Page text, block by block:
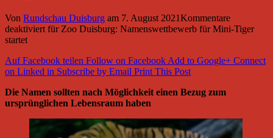
Von Rundschau Duisburg am 7. August 2021Kommentare
deaktiviertfür Zoo Duisburg: Namenswettbewerb für Mini-Tiger
startet
Auf Facebook teilen Follow on FacebookAdd to Google+ Connect
on Linked in Subscribe by Email Print This Post
Die Namen sollten nach Möglichkeit einen Bezug zum
ursprünglichen Lebensraum haben